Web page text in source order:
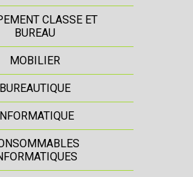
CLASSE ET
BUREAU
MOBILIER
BUREAUTIQUE